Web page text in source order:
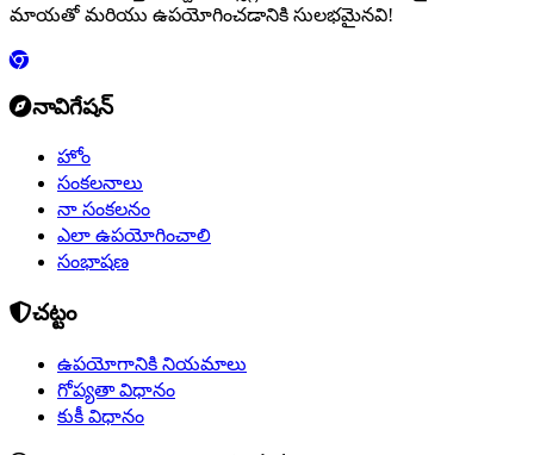
మాయతో మరియు ఉపయోగించడానికి సులభమైనవి!
నావిగేషన్
హోం
సంకలనాలు
నా సంకలనం
ఎలా ఉపయోగించాలి
సంభాషణ
చట్టం
ఉపయోగానికి నియమాలు
గోప్యతా విధానం
కుకీ విధానం